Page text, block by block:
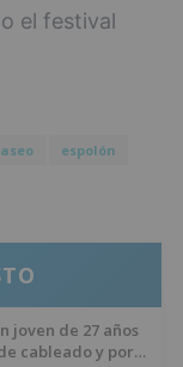
el festival
espolón
joven de 27 años
cableado y por